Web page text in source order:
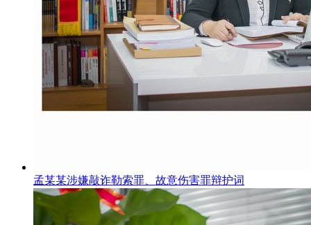
孟某某涉嫌敲诈勒索罪、故意伤害罪辩护词